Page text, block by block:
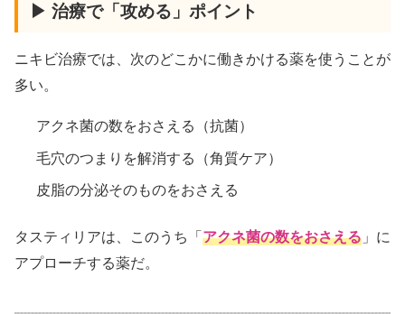
▶ 治療で「攻める」ポイント
ニキビ治療では、次のどこかに働きかける薬を使うことが
多い。
アクネ菌の数をおさえる（抗菌）
毛穴のつまりを解消する（角質ケア）
皮脂の分泌そのものをおさえる
タスティリアは、このうち「アクネ菌の数をおさえる 」に
アプローチする薬だ。